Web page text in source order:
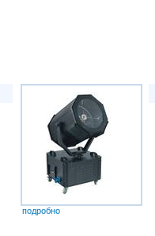
подробно